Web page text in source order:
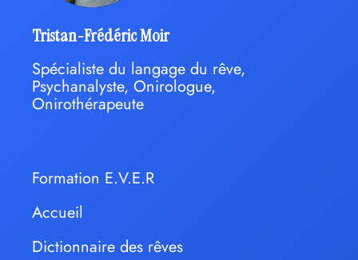
Tristan-Frédéric Moir
Spécialiste du langage du rêve,
Psychanalyste, Onirologue,
Onirothérapeute
Formation E.V.E.R
Accueil
Dictionnaire des rêves